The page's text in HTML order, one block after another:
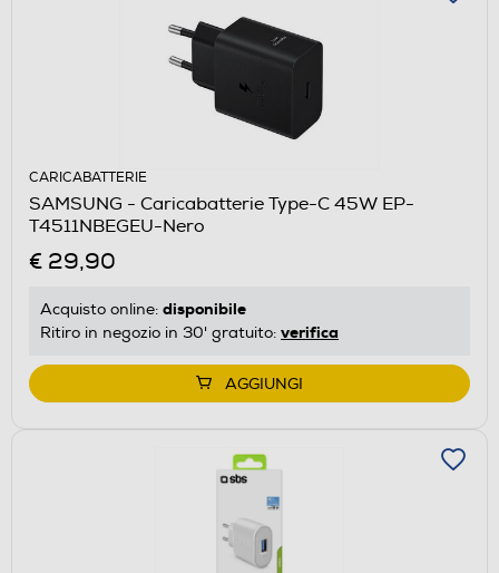
CARICABATTERIE
SAMSUNG - Caricabatterie Type-C 45W EP-
T4511NBEGEU-Nero
€ 29,90
Acquisto online: disponibile
Ritiro in negozio in 30' gratuito: verifica
AGGIUNGI